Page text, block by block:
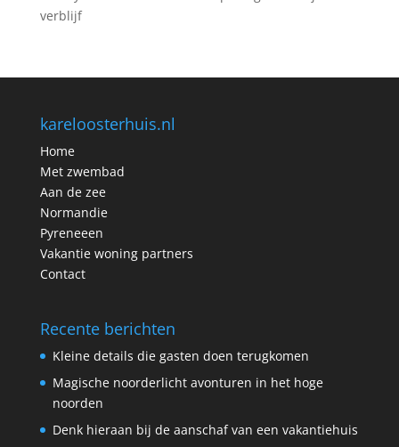
verblijf
kareloosterhuis.nl
Home
Met zwembad
Aan de zee
Normandie
Pyreneeen
Vakantie woning partners
Contact
Recente berichten
Kleine details die gasten doen terugkomen
Magische noorderlicht avonturen in het hoge
noorden
Denk hieraan bij de aanschaf van een vakantiehuis